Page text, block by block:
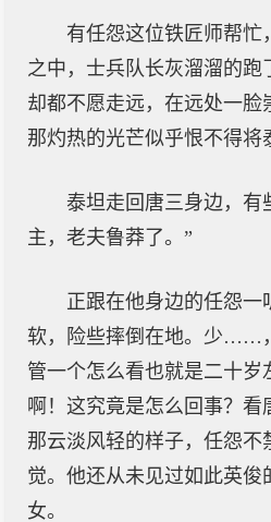
有任怨这位铁匠师帮忙
之中，士兵队长灰溜溜的跑
却都不愿走远，在远处一脸
那灼热的光芒似乎恨不得将
泰坦走回唐三身边，有
主，老夫鲁莽了。”
正跟在他身边的任怨一
软，险些摔倒在地。少……
管一个怎么看也就是二十岁
啊！这究竟是怎么回事？看
那云淡风轻的样子，任怨不
觉。他还从未见过如此英俊
女。